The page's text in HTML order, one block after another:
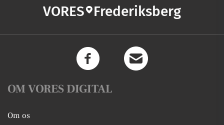
VORES Frederiksberg
OM VORES DIGITAL
Om os